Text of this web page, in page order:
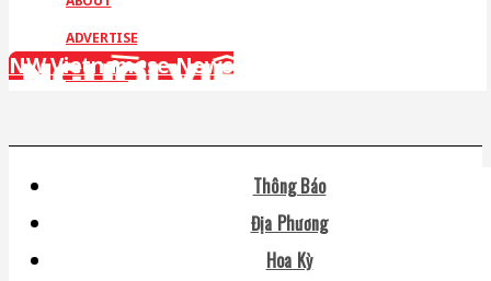
ADVERTISE
CONTACT
NW Vietnamese News
Thông Báo
Địa Phương
Hoa Kỳ